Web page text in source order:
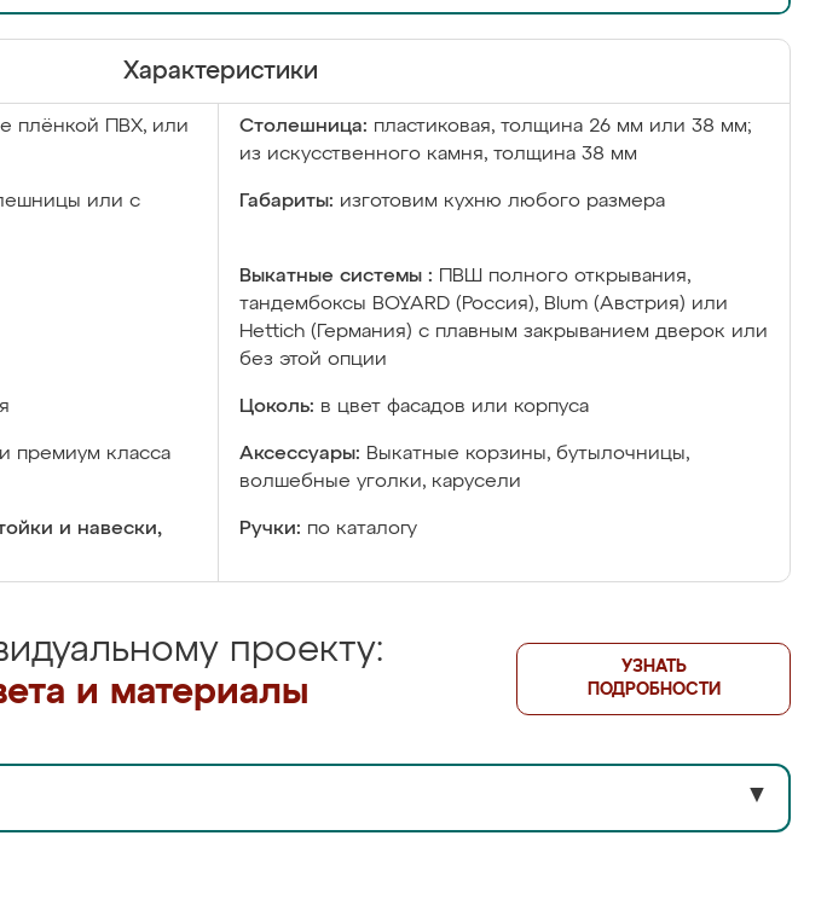
Характеристики
плёнкой ПВХ, или
Столешница: пластиковая, толщина 26 мм или 38 мм;
из искусственного камня, толщина 38 мм
или с
Габариты: изготовим кухню любого размера
Выкатные системы :
ПВШ полного открывания,
тандембоксы BOYARD (Россия), Blum (Австрия) или
Hettich (Германия) с плавным закрыванием дверок или
без этой опции
Цоколь: в цвет фасадов или корпуса
премиум класса
Аксессуары: Выкатные корзины, бутылочницы,
волшебные уголки, карусели
и навески,
Ручки: по каталогу
проекту:
и материалы
УЗНАТЬ
ПОДРОБНОСТИ
▼